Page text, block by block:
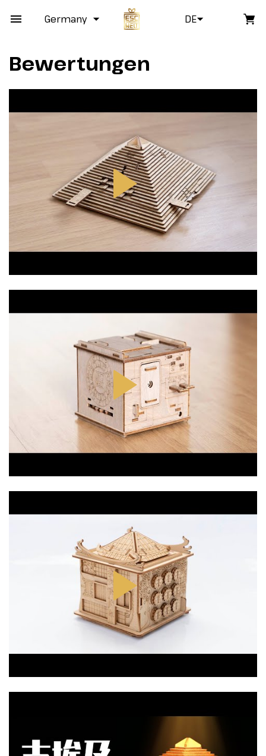
Germany DE
Bewertungen